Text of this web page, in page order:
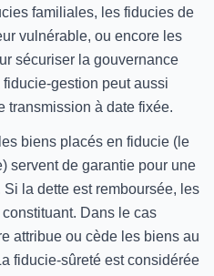
familiales, les fiducies de
vulnérable, ou encore les
sécuriser la gouvernance
fiducie-gestion peut aussi
transmission à date fixée.
biens placés en fiducie (le
servent de garantie pour une
la dette est remboursée, les
Dans le cas
attribue ou cède les biens au
fiducie-sûreté est considérée